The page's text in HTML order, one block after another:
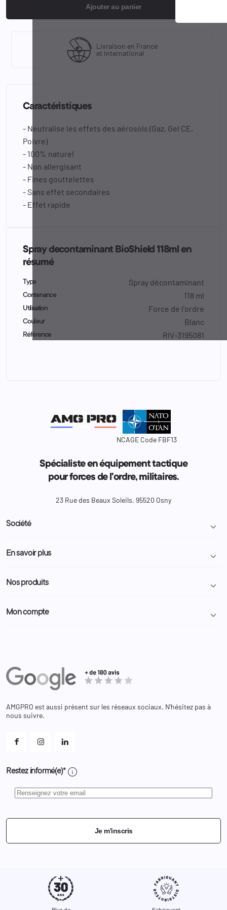
Ajouter au panier
Livraison en France
et international
Caractéristiques
- Neutralise les effets des aérosols (Gaz, Gel CE,
Poivre)
- 100% naturel
- Non allergisant
- Fines gouttelettes
- Sans effet secondaires
- Effet rapide
Spray decontaminant BioShield 118ml en
résumé
Type Spray décontaminant
Contenance 118 ml
Utilisation Force de l'ordre
Couleur Blanc
Référence RIV-3195081
NCAGE Code FBF13
Spécialiste en équipement tactique
pour forces de l'ordre, militaires.
23 Rue des Beaux Soleils, 95520 Osny
Société 
Livraison et retour colis
Demande de devis
Nous contacter
En savoir plus 
Programme Fidélité
Administration
Nos produits 
Police Municipale | ASVP
Equipements
Bagagerie
Mon compte 
Adresses
Bons de réduction
Et les cookies ?
AMGPRO est aussi présent sur les réseaux sociaux. N'hésitez pas à
nous suivre.
Restez informé(e)* info
Je m'inscris